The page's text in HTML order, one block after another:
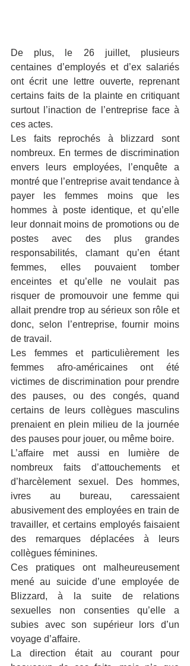
De plus, le 26 juillet, plusieurs
centaines d’employés et d’ex salariés
ont écrit une lettre ouverte, reprenant
certains faits de la plainte en critiquant
surtout l’inaction de l’entreprise face à
ces actes.
Les faits reprochés à blizzard sont
nombreux. En termes de discrimination
envers leurs employées, l’enquête a
montré que l’entreprise avait tendance à
payer les femmes moins que les
hommes à poste identique, et qu’elle
leur donnait moins de promotions ou de
postes avec des plus grandes
responsabilités, clamant qu’en étant
femmes, elles pouvaient tomber
enceintes et qu’elle ne voulait pas
risquer de promouvoir une femme qui
allait prendre trop au sérieux son rôle et
donc, selon l’entreprise, fournir moins
de travail.
Les femmes et particulièrement les
femmes afro-américaines ont été
victimes de discrimination pour prendre
des pauses, ou des congés, quand
certains de leurs collègues masculins
prenaient en plein milieu de la journée
des pauses pour jouer, ou même boire.
L’affaire met aussi en lumière de
nombreux faits d’attouchements et
d’harcèlement sexuel. Des hommes,
ivres au bureau, caressaient
abusivement des employées en train de
travailler, et certains employés faisaient
des remarques déplacées à leurs
collègues féminines.
Ces pratiques ont malheureusement
mené au suicide d’une employée de
Blizzard, à la suite de relations
sexuelles non consenties qu’elle a
subies avec son supérieur lors d’un
voyage d’affaire.
La direction était au courant pour